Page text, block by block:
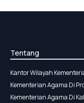
Tentang
Kantor Wilayah
Kementerian Agama Di
Kementerian Agama Di